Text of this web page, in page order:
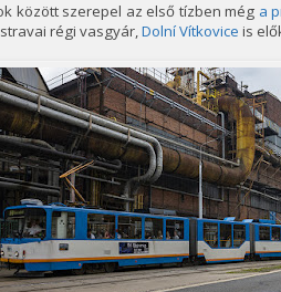
között szerepel az első tízben még a
régi vasgyár,Dolní Vítkovice is